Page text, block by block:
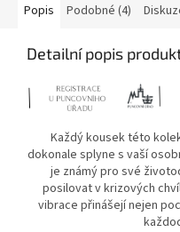
Popis Podobné (4)
Detailní popis
Každý kousek této
dokonale splyne s vaší
je známý pro své
posilovat v krizových
vibrace přinášejí nejen